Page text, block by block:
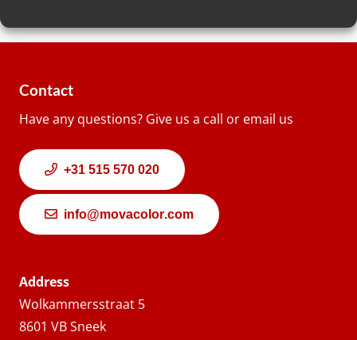
Contact
Have any questions? Give us a call or email us
+31 515 570 020
info@movacolor.com
Address
Wolkammersstraat 5
8601 VB Sneek